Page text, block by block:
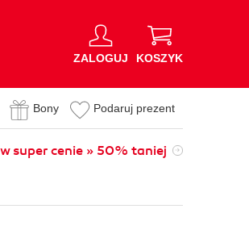
ZALOGUJ KOSZYK
Bony Podaruj prezent
super cenie » 50% taniej